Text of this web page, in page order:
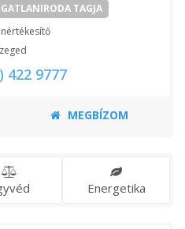
TAGJA
422 9777
MEGBÍZOM
Energetika